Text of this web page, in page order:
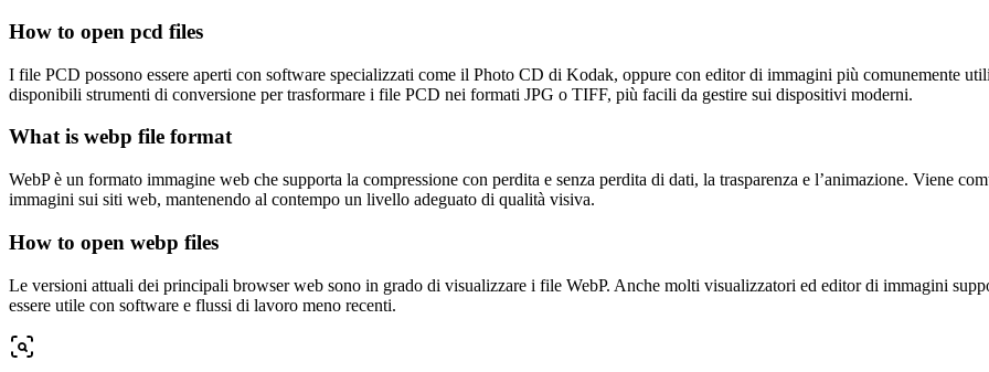
How to open pcd files
I file PCD possono essere aperti con software specializzati come il Photo CD di Kodak, oppure con editor di immagini più comunemente
disponibili strumenti di conversione per trasformare i file PCD nei formati JPG o TIFF, più facili da gestire sui dispositivi moderni.
What is webp file format
WebP è un formato immagine web che supporta la compressione con perdita e senza perdita di dati, la trasparenza e l’animazione. Viene
immagini sui siti web, mantenendo al contempo un livello adeguato di qualità visiva.
How to open webp files
Le versioni attuali dei principali browser web sono in grado di visualizzare i file WebP. Anche molti visualizzatori ed editor di immagini
essere utile con software e flussi di lavoro meno recenti.